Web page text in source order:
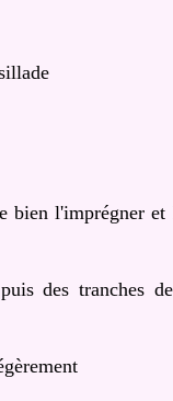
l'imprégner et
des tranches